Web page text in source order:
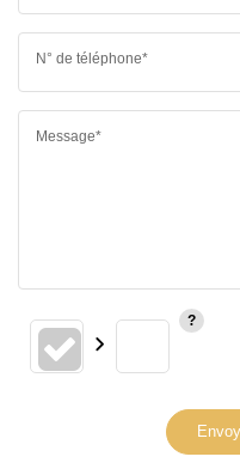
N° de téléphone*
Message*